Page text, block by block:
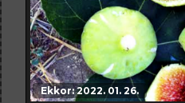
Ekkor: 2022. 01. 26.